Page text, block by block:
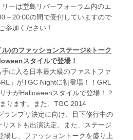
ーは堂島リバーフォーラム内のエ
～20:00の間で受付していますので
参加ください！
)のファッションステージ&トーク
スタイルで登場！
に入る日本最大級のファストファ
」がTGC Nightに初登場！！GRL
ナがHalloweenスタイルで登場！？
ります。また、TGC 2014
ランプリ決定に向け、目下修行中の
ストも出演決定。また、ステージ
場し、ファッショントークを盛り上